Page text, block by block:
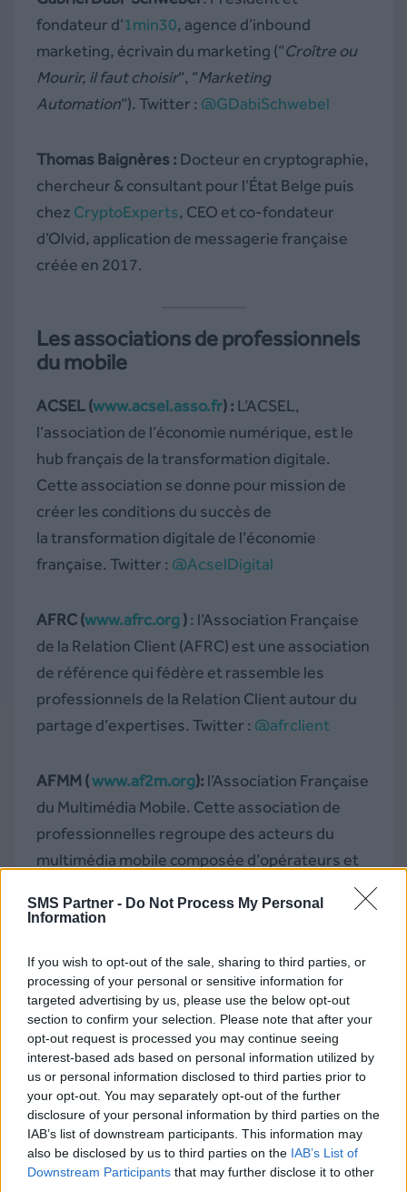
SMS Partner - Do Not Process My Personal
Information
If you wish to opt-out of the sale, sharing to third parties, or
processing of your personal or sensitive information for
targeted advertising by us, please use the below opt-out
section to confirm your selection. Please note that after your
opt-out request is processed you may continue seeing
interest-based ads based on personal information utilized by
us or personal information disclosed to third parties prior to
your opt-out. You may separately opt-out of the further
disclosure of your personal information by third parties on the
IAB’s list of downstream participants. This information may
also be disclosed by us to third parties on the IAB’s List of
Downstream Participants that may further disclose it to other
fondateur d’1min30, agence d’inbound
marketing, écrivain du marketing (“Croître ou
Mourir, il faut choisir“, “Marketing
Automation“). Twitter : @GDabiSchwebel
Thomas Baignères : Docteur en cryptographie,
chercheur & consultant pour l’État Belge puis
chez CryptoExperts, CEO et co-fondateur
d’Olvid, application de messagerie française
créée en 2017.
Les associations de professionnels
du mobile
ACSEL (www.acsel.asso.fr) : L’ACSEL,
l’association de l’économie numérique, est le
hub français de la transformation digitale.
Cette association se donne pour mission de
créer les conditions du succès de
la transformation digitale de l’économie
française. Twitter : @AcselDigital
AFRC (www.afrc.org): l’Association Française
de la Relation Client (AFRC) est une association
de référence qui fédère et rassemble les
professionnels de la Relation Client autour du
partage d’expertises. Twitter : @afrclient
AFMM (www.af2m.org): l’Association Française
du Multimédia Mobile. Cette association de
professionnelles regroupe des acteurs du
multimédia mobile composée d’opérateurs et
d’associations (ACSEL, GESTE, MMA France).
Twitter :@MyAFMM
MMA France (www.mmaf.fr):La Mobile
Marketing Association France est la seule
Association dédiée au Marketing, à la Publicité,
au CRM et au Commerce sur smartphones,
tablettes et objets connectés. Twitter :
@MMAFrance_Asso
La French Mobile (www.lafrenchmobile.com)
:Depuis 2010 La French Mobile est la